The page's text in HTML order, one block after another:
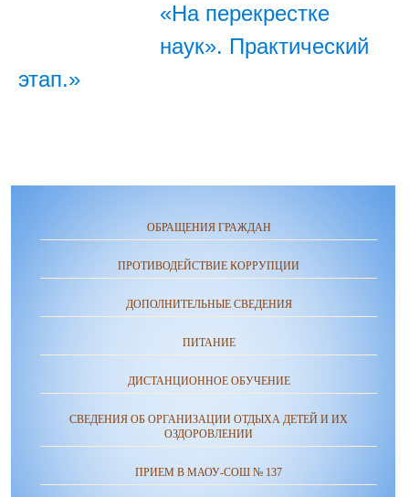
«На перекрестке
наук». Практический
этап.»
ОБРАЩЕНИЯ ГРАЖДАН
ПРОТИВОДЕЙСТВИЕ КОРРУПЦИИ
ДОПОЛНИТЕЛЬНЫЕ СВЕДЕНИЯ
ПИТАНИЕ
ДИСТАНЦИОННОЕ ОБУЧЕНИЕ
СВЕДЕНИЯ ОБ ОРГАНИЗАЦИИ ОТДЫХА ДЕТЕЙ И ИХ
ОЗДОРОВЛЕНИИ
ПРИЕМ В МАОУ-СОШ № 137